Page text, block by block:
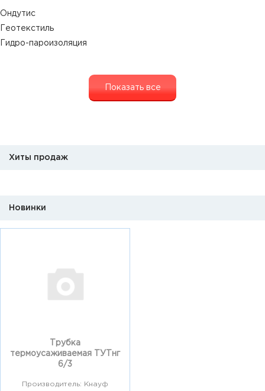
Ондутис
Геотекстиль
Гидро-пароизоляция
Показать все
Хиты продаж
Новинки
Трубка
термоусаживаемая ТУТнг
6/3
Производитель: Кнауф